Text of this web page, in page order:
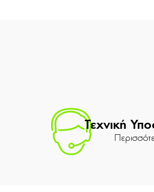
Τεχνική